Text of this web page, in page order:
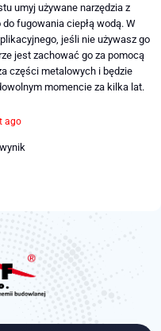
umyj używane narzędzia z
fugowania ciepłą wodą. W
jeśli nie używasz go
jest zachować go za pomocą
części metalowych i będzie
momencie za kilka lat.
ago